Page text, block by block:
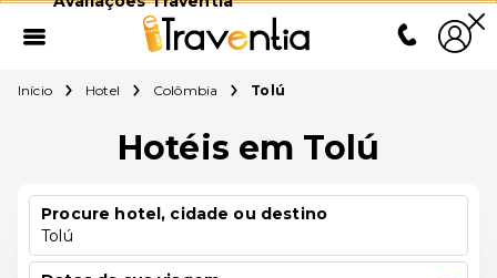
Início Hotel Colômbia Tolú
Hotéis em Tolú
Procure hotel, cidade ou destino
Tolú